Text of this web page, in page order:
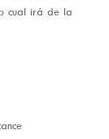
cual irá de la